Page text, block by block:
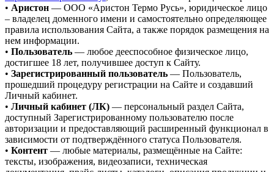
• Аристон — ООО «Аристон Термо Русь», юридическое лицо
– владелец доменного имени и самостоятельно определяющее
правила использования Сайта, а также порядок размещения на
нем информации.
• Пользователь — любое дееспособное физическое лицо,
достигшее 18 лет, получившее доступ к Сайту.
• Зарегистрированный пользователь — Пользователь,
прошедший процедуру регистрации на Сайте и создавший
Личный кабинет.
• Личный кабинет (ЛК) — персональный раздел Сайта,
доступный Зарегистрированному пользователю после
авторизации и предоставляющий расширенный функционал в
зависимости от подтверждённого статуса Пользователя.
• Контент — любые материалы, размещённые на Сайте:
тексты, изображения, видеозаписи, техническая